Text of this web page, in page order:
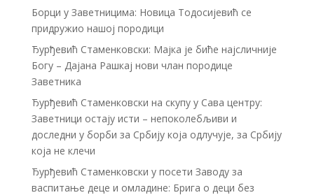
Борци у Заветницима: Новица Тодосијевић се
придружио нашој породици
Ђурђевић Стаменковски: Мајка је биће најсличније
Богу – Дајана Рашкај нови члан породице
Заветника
Ђурђевић Стаменковски на скупу у Сава центру:
Заветници остају исти – непоколебљиви и
доследни у борби за Србију која одлучује, за Србију
која не клечи
Ђурђевић Стаменковски у посети Заводу за
васпитање деце и омладине: Брига о деци без